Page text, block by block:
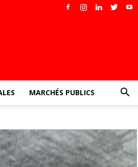
MARCHÉS PUBLICS